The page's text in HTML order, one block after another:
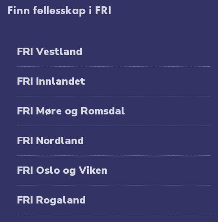
Finn fellesskap i FRI
FRI Vestland
FRI Innlandet
FRI Møre og Romsdal
FRI Nordland
FRI Oslo og Viken
FRI Rogaland